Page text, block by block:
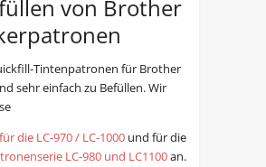
von Brother
Tintenpatronen für Brother
sehr einfach zu Befüllen. Wir
die LC-970 / LC-1000und für die
LC-980 und LC1100an.